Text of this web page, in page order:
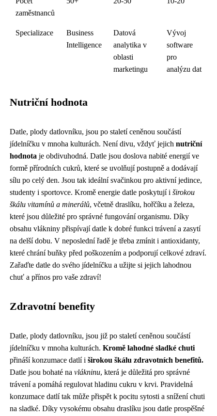
zaměstnanců
Specializace
Business
Intelligence
Datová
analytika v
oblasti
marketingu
Vývoj
software
pro
analýzu dat
Nutriční hodnota
Datle, plody datlovníku, jsou po staletí ceněnou součástí
jídelníčku v mnoha kulturách. Není divu, vždyť jejich nutriční
hodnota je obdivuhodná. Datle jsou doslova nabité energií ve
formě přírodních cukrů, které se uvolňují postupně a dodávají
sílu po celý den. Jsou tak ideální svačinkou pro aktivní jedince,
studenty i sportovce. Kromě energie datle poskytují i širokou
škálu vitamínů a minerálů, včetně draslíku, hořčíku a železa,
které jsou důležité pro správné fungování organismu. Díky
obsahu vlákniny přispívají datle k dobré funkci trávení a zasytí
na delší dobu. V neposlední řadě je třeba zmínit i antioxidanty,
které chrání buňky před poškozením a podporují celkové zdraví.
Zařaďte datle do svého jídelníčku a užijte si jejich lahodnou
chuť a přínos pro vaše zdraví!
Zdravotní benefity
Datle, plody datlovníku, jsou již po staletí ceněnou součástí
jídelníčku v mnoha kulturách. Kromě lahodné sladké chuti
přináší konzumace datlí i širokou škálu zdravotních benefitů.
Datle jsou bohaté na vlákninu, která je důležitá pro správné
trávení a pomáhá regulovat hladinu cukru v krvi. Pravidelná
konzumace datlí tak může přispět k pocitu sytosti a snížení chuti
na sladké. Díky vysokému obsahu draslíku jsou datle prospěšné